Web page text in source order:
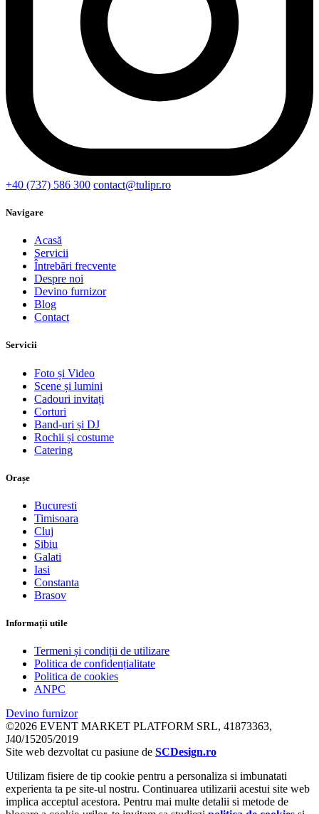
+40 (737) 586 300 contact@tulipr.ro
Navigare
Acasă
Servicii
Întrebări frecvente
Despre noi
Devino furnizor
Blog
Contact
Servicii
Foto și Video
Scene și lumini
Cadouri invitați
Corturi
Band-uri și DJ
Rochii și costume
Catering
Orașe
Bucuresti
Timisoara
Cluj
Sibiu
Galati
Iasi
Constanta
Brasov
Informații utile
Termeni și condiții de utilizare
Politica de confidențialitate
Politica de cookies
ANPC
Devino furnizor
©2026 EVENT MARKET PLATFORM SRL, 41873363,
J40/15205/2019
Site web dezvoltat cu pasiune de SCDesign.ro
Utilizam fisiere de tip cookie pentru a personaliza si imbunatati
experienta ta pe site-ul nostru. Continuarea utilizarii acestui site web
implica acceptul acestora. Pentru mai multe detalii si metode de